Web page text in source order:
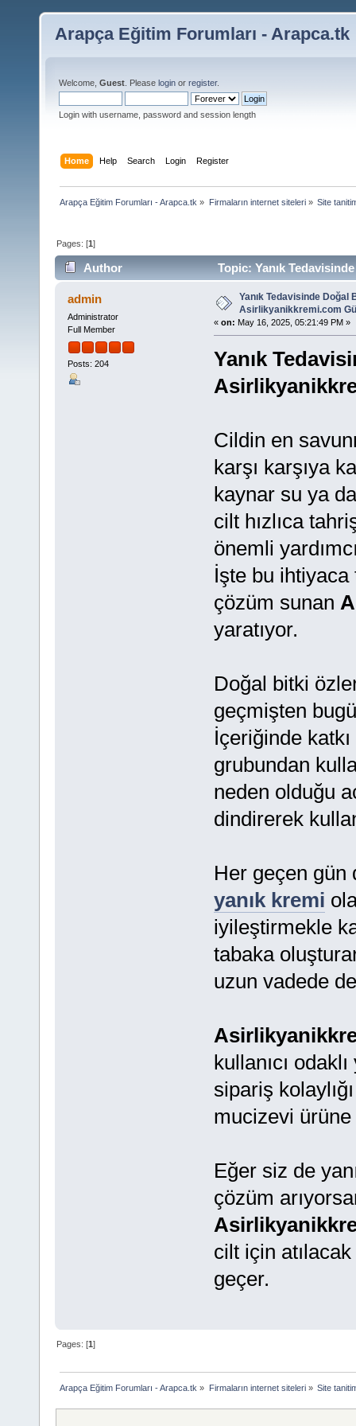
Arapça Eğitim Forumları - Arapca.tk
Welcome, Guest . Please login or register.
Login with username, password and session length
Home Help Search Login Register
Arapça Eğitim Forumları - Arapca.tk » Firmaların internet siteleri» Site
Pages: [1]
Author
Topic: Yanık
884 times)
admin
Administrator
Full Member
Posts: 204
Yanık Tedavisinde Doğal
Asirlikyanikkremi.com
« on: May 16, 2025, 05:21:49 PM »
Yanık
Cildin en
karşı karşıya
kaynar su ya
cilt hızlıca
önemli
İşte bu
çözüm sunan
yaratıyor.
Doğal bitki
geçmişten
İçeriğinde
grubundan
neden olduğu
dindirerek
Her geçen gün
yanık kremi
iyileştirmekle
tabaka
uzun vadede
kullanıcı
sipariş
mucizevi
Eğer siz de
çözüm
cilt için
geçer.
Pages: [1]
Arapça Eğitim Forumları - Arapca.tk » Firmaların internet siteleri» Site